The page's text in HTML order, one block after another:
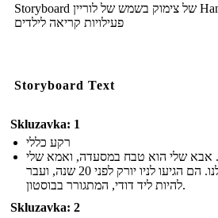
Storyboard של צימוק בשמש של לוריין Hansberry - טקסט קשרים טקסט -
פעילויות קריאה לילדים
Storyboard Text
Skluzavka: 1
רקע כללי
אבא שלי הוא טבח במסעדה, ואמא שלי
עובדת בחנות בגדים בשכונה שלנו. הם הגיעו לניו יורק לפני 20 שנה, ועבר
להיות ליד דודי, המתגורר בבוסטון.
Skluzavka: 2